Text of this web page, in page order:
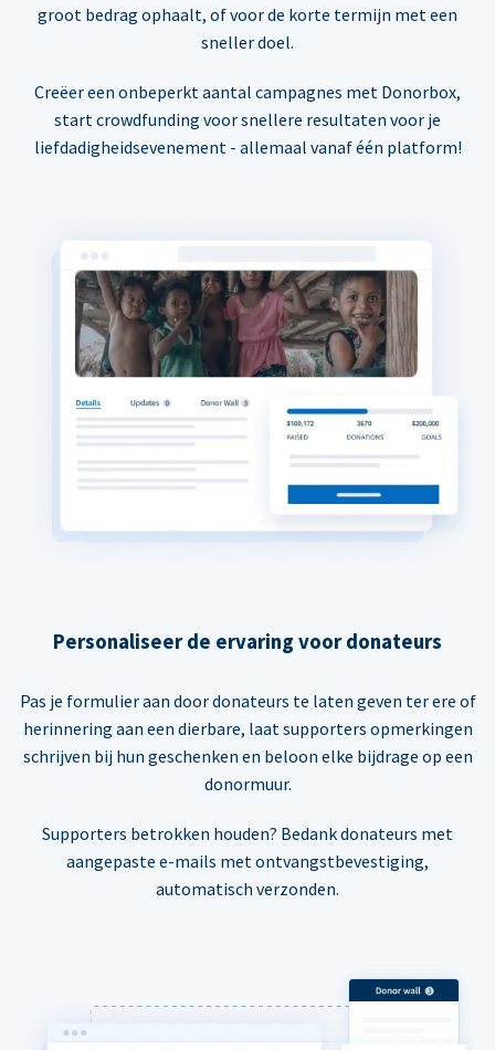
groot bedrag ophaalt, of voor de korte termijn met een
sneller doel.
Creëer een onbeperkt aantal campagnes met Donorbox,
start crowdfunding voor snellere resultaten voor je
liefdadigheidsevenement - allemaal vanaf één platform!
Personaliseer de ervaring voor donateurs
Pas je formulier aan door donateurs te laten geven ter ere of
herinnering aan een dierbare, laat supporters opmerkingen
schrijven bij hun geschenken en beloon elke bijdrage op een
donormuur.
Supporters betrokken houden? Bedank donateurs met
aangepaste e-mails met ontvangstbevestiging,
automatisch verzonden.